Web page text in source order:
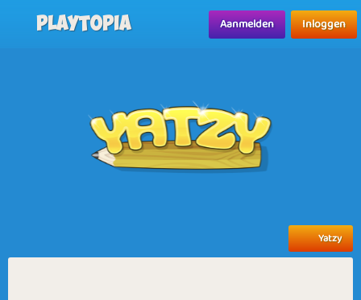
Playtopia Aanmelden Inloggen
Yatzy